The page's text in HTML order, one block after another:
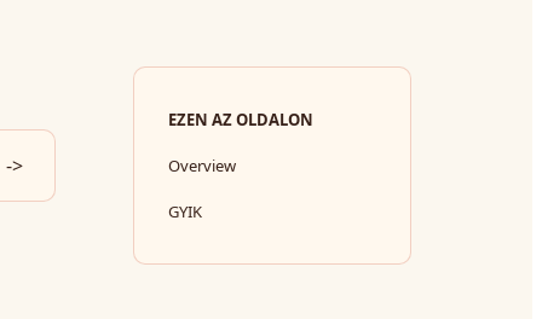
->
EZEN AZ OLDALON
Overview
GYIK